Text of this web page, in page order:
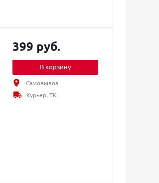
399 руб.
В корзину
Самовывоз
Курьер, ТК